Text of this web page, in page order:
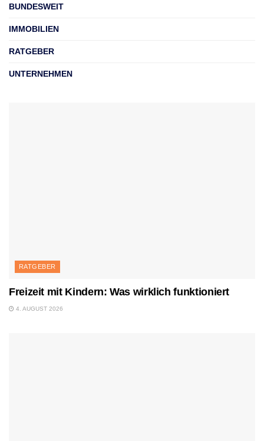
BUNDESWEIT
IMMOBILIEN
RATGEBER
UNTERNEHMEN
RATGEBER
Freizeit mit Kindern: Was wirklich funktioniert
4. AUGUST 2026